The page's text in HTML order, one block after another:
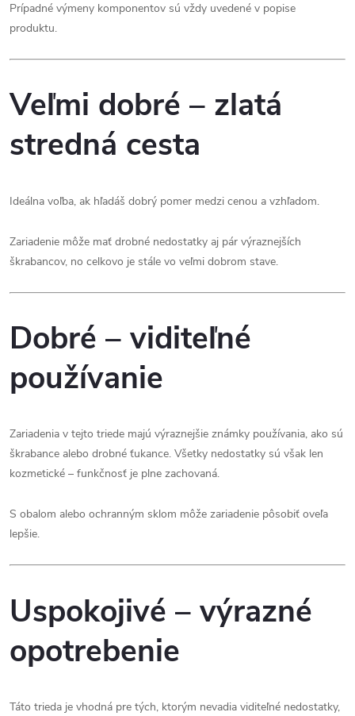
Prípadné výmeny komponentov sú vždy uvedené v popise
produktu.
Veľmi dobré – zlatá
stredná cesta
Ideálna voľba, ak hľadáš dobrý pomer medzi cenou a vzhľadom.
Zariadenie môže mať drobné nedostatky aj pár výraznejších
škrabancov, no celkovo je stále vo veľmi dobrom stave.
Dobré – viditeľné
používanie
Zariadenia v tejto triede majú výraznejšie známky používania, ako sú
škrabance alebo drobné ťukance. Všetky nedostatky sú však len
kozmetické – funkčnosť je plne zachovaná.
S obalom alebo ochranným sklom môže zariadenie pôsobiť oveľa
lepšie.
Uspokojivé – výrazné
opotrebenie
Táto trieda je vhodná pre tých, ktorým nevadia viditeľné nedostatky,